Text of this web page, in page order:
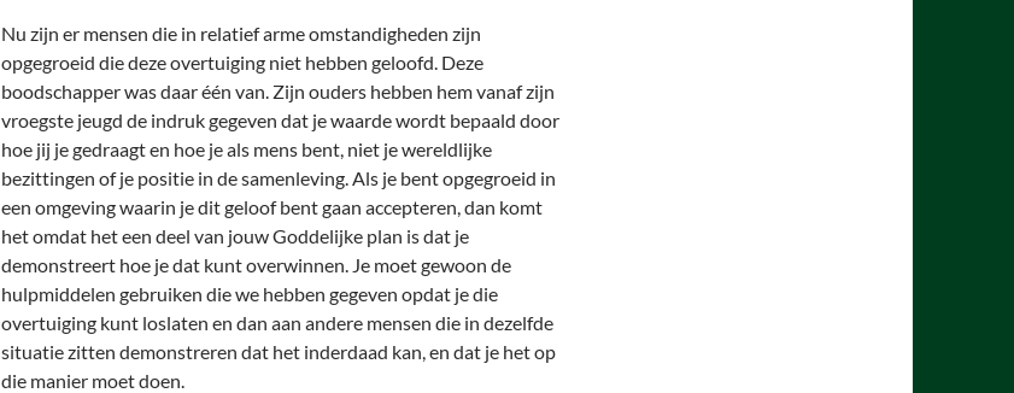
Nu zijn er mensen die in relatief arme omstandigheden zijn
opgegroeid die deze overtuiging niet hebben geloofd. Deze
boodschapper was daar één van. Zijn ouders hebben hem vanaf zijn
vroegste jeugd de indruk gegeven dat je waarde wordt bepaald door
hoe jij je gedraagt en hoe je als mens bent, niet je wereldlijke
bezittingen of je positie in de samenleving. Als je bent opgegroeid in
een omgeving waarin je dit geloof bent gaan accepteren, dan komt
het omdat het een deel van jouw Goddelijke plan is dat je
demonstreert hoe je dat kunt overwinnen. Je moet gewoon de
hulpmiddelen gebruiken die we hebben gegeven opdat je die
overtuiging kunt loslaten en dan aan andere mensen die in dezelfde
situatie zitten demonstreren dat het inderdaad kan, en dat je het op
die manier moet doen.